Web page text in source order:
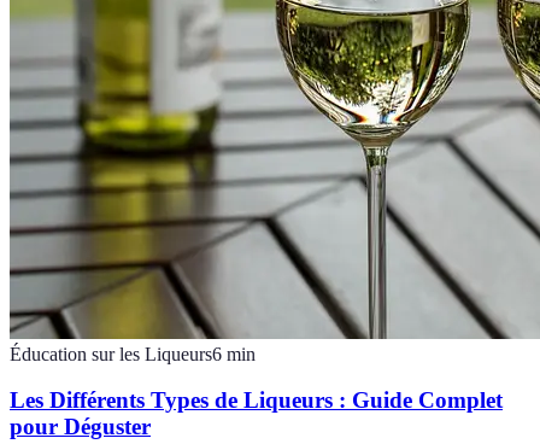
Éducation sur les Liqueurs6 min
Les Différents Types de Liqueurs : Guide Complet
pour Déguster